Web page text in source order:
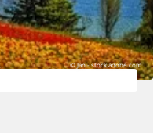
© Jan - stock.adobe.com